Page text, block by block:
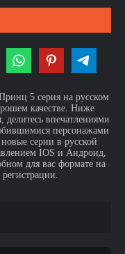
5 серия на русском
качестве. Ниже
делитесь впечатлениями
персонажами
серии в русской
IOS и Андроид,
для вас формате на
регистрации.